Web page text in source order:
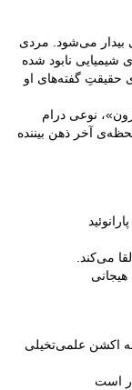
بیدار می‌شود. مردی
شیمیایی نابود شده
حقیقتِ گفته‌های او
نوعی درام
آخر ذهن بیننده
می‌کند.
به اکشن علمی‌تخیلی
است